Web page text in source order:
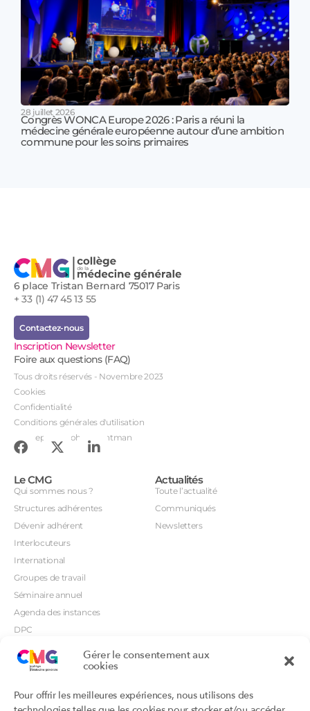
Gérer le consentement aux
cookies
Pour offrir les meilleures expériences, nous utilisons des
28 juillet 2026
Congrès WONCA Europe 2026 : Paris a réuni la
médecine générale européenne autour d’une ambition
commune pour les soins primaires
6 place Tristan Bernard 75017 Paris
+ 33 (1) 47 45 13 55
Contactez-nous
Inscription Newsletter
Foire aux questions (FAQ)
Tous droits réservés - Novembre 2023
Cookies
Confidentialité
Conditions générales d'utilisation
Conception : John Brightman
Le CMG
Qui sommes nous ?
Structures adhérentes
Dévenir adhérent
Interlocuteurs
International
Groupes de travail
Séminaire annuel
Agenda des instances
DPC
CSI
Orientations prioritaires
Actualités
Toute l’actualité
Communiqués
Newsletters
Productions
Productions du Collège
Portails
Annuaire DU/DIU